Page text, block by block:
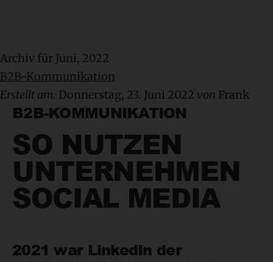
Archiv für Juni, 2022
B2B-Kommunikation
Erstellt am: Donnerstag, 23. Juni 2022 von Frank
B2B-KOMMUNIKATION
SO NUTZEN
UNTERNEHMEN
SOCIAL MEDIA
2021 war LinkedIn der